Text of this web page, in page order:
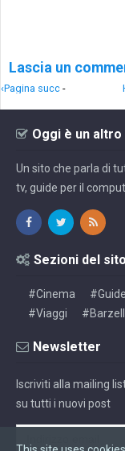
Lascia un
‹Pagina succ -
Oggi è un
Un sito che parla di
tv, guide per il
Sezioni del sito
#Cinema #Guide
#Viaggi
Newsletter
Iscriviti alla mailing
su tutti i nuovi post